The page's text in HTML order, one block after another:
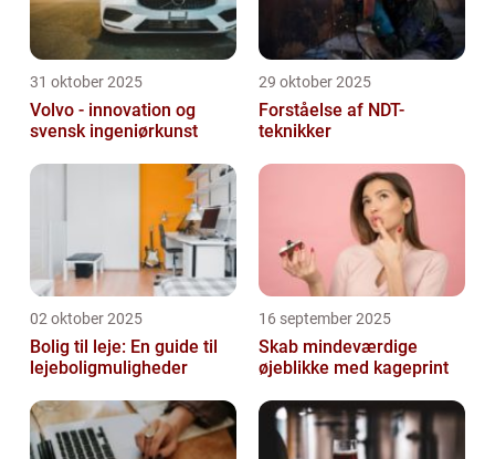
31 oktober 2025
Volvo - innovation og
svensk ingeniørkunst
29 oktober 2025
Forståelse af NDT-
teknikker
02 oktober 2025
Bolig til leje: En guide til
lejeboligmuligheder
16 september 2025
Skab mindeværdige
øjeblikke med kageprint